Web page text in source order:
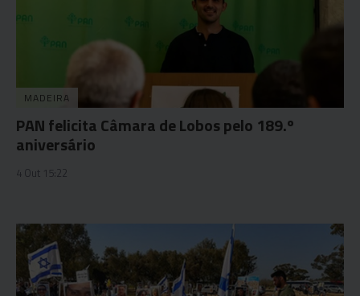
MADEIRA
PAN felicita Câmara de Lobos pelo 189.º
aniversário
4 Out 15:22